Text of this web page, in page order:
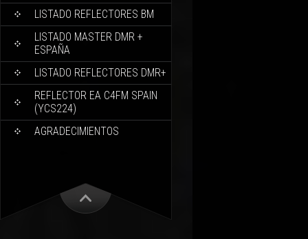
LISTADO REFLECTORES BM
LISTADO MASTER DMR +
ESPAÑA
LISTADO REFLECTORES DMR+
REFLECTOR EA C4FM SPAIN
(YCS224)
AGRADECIMIENTOS